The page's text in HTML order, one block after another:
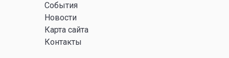
События
Новости
Карта сайта
Контакты